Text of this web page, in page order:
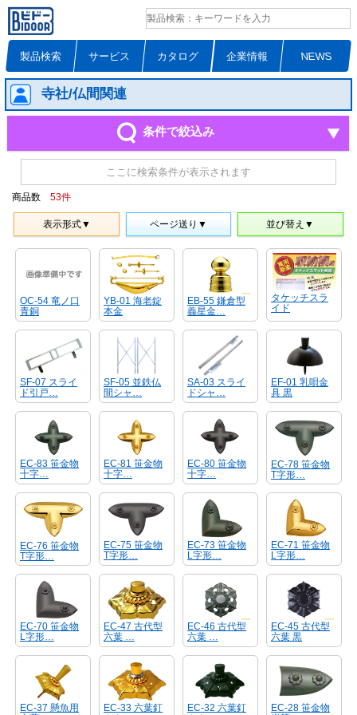
製品検索 サービス カタログ 企業情報 NEWS
寺社/仏間関連
条件で絞込み
ここに検索条件が表示されます
商品数 53件
表示形式▼ ページ送り▼ 並び替え▼
OC-54 竜ノ口
青銅
YB-01 海老錠
本金
EB-55 鎌倉型
義星金…
タケッチスラ
イド
SF-07 スライ
ド引戸…
SF-05 並鉄仏
間シャ…
SA-03 スライ
ドシャ…
EF-01 乳唄金
具 黒
EC-83 笹金物
十字…
EC-81 笹金物
十字…
EC-80 笹金物
十字…
EC-78 笹金物
T字形…
EC-76 笹金物
T字形…
EC-75 笹金物
T字形…
EC-73 笹金物
L字形…
EC-71 笹金物
L字形…
EC-70 笹金物
L字形…
EC-47 古代型
六葉 …
EC-46 古代型
六葉 …
EC-45 古代型
六葉 黒
EC-37 懸魚用
EC-33 六葉釘
EC-32 六葉釘
EC-28 笹金物